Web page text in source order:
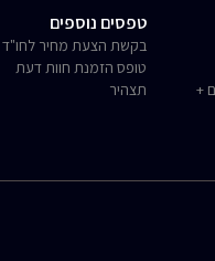
+
טפסים נוספים
בקשת הצעת מחיר לחו"ד
טופס הזמנת חוות דעת
תצהיר